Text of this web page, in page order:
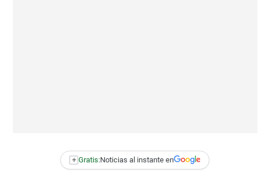
+ Gratis:Noticias al instante en